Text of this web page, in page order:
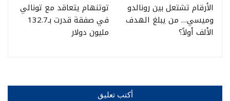
الأرقام تشتعل بين رونالدو
وميسي… من يبلغ الهدف
الألف أولاً؟
توتنهام يتعاقد مع تونالي
في صفقة قدرت بـ132.7
مليون دولار
أكتب تعليق